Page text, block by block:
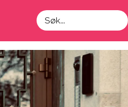
Søk